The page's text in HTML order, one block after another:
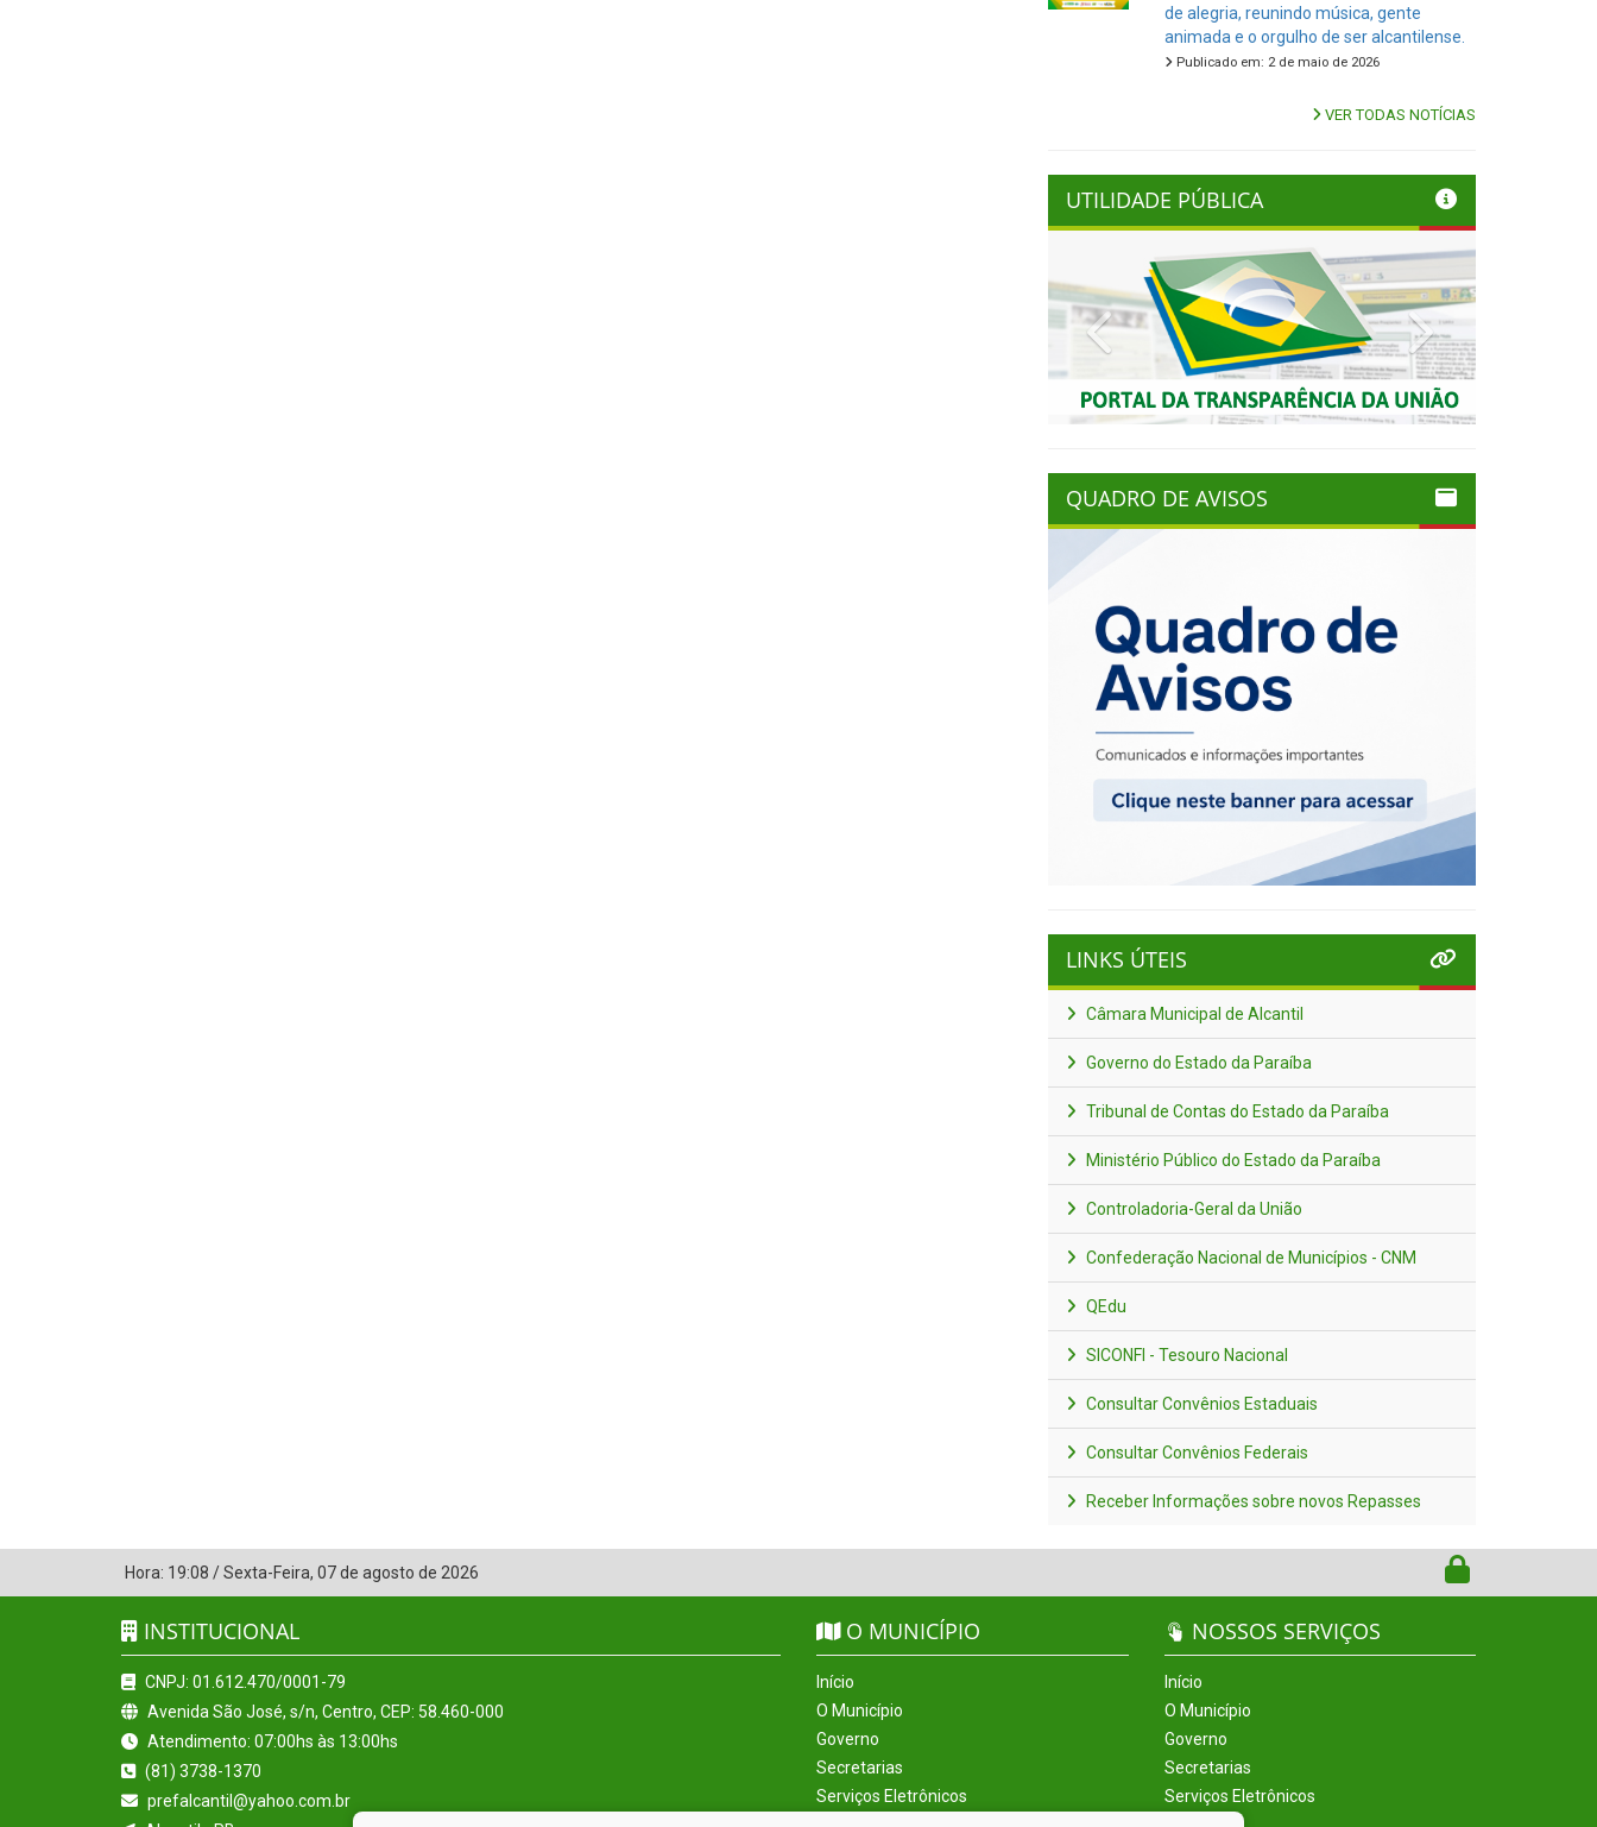
de alegria, reunindo música, gente
animada e o orgulho de ser alcantilense.
Publicado em: 2 de maio de 2026
VER TODAS NOTÍCIAS
UTILIDADE PÚBLICA
Previous Next
QUADRO DE AVISOS
LINKS ÚTEIS
Câmara Municipal de Alcantil
Governo do Estado da Paraíba
Tribunal de Contas do Estado da Paraíba
Ministério Público do Estado da Paraíba
Controladoria-Geral da União
Confederação Nacional de Municípios - CNM
QEdu
SICONFI - Tesouro Nacional
Consultar Convênios Estaduais
Consultar Convênios Federais
Receber Informações sobre novos Repasses
Hora: 19:08 /Sexta-Feira, 07 de agosto de 2026
INSTITUCIONAL
CNPJ: 01.612.470/0001-79
Avenida São José, s/n, Centro, CEP: 58.460-000
Atendimento: 07:00hs às 13:00hs
(81) 3738-1370
prefalcantil@yahoo.com.br
O MUNICÍPIO
Início
O Município
Governo
Secretarias
Serviços Eletrônicos
NOSSOS SERVIÇOS
Início
O Município
Governo
Secretarias
Serviços Eletrônicos